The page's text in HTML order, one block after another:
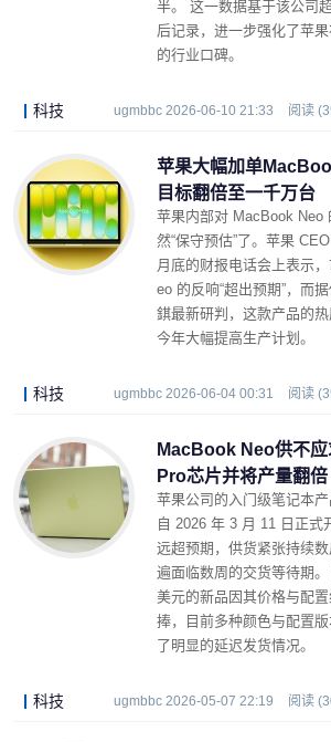
半。 这一数据基于该公司
后记录，进一步强化了苹
的行业口碑。
科技 ugmbbc 2026-06-10 21:33 阅读
苹果大幅加单
目标翻倍至一千万台
苹果内部对 MacBook Neo
然“保守预估”了。苹果
月底的财报电话会上表示
eo 的反响“超出预期”，而
錤最新研判，这款产品的
今年大幅提高生产计划。
科技 ugmbbc 2026-06-04 00:31 阅读
MacBook Neo供不
Pro芯片并将产量翻倍
苹果公司的入门级笔记本
自 2026 年 3 月 11 日正式
远超预期，供货紧张持续
遍面临数周的交货等待期
美元的新品因其价格与配
捧，目前多种颜色与配置
了明显的延迟发货情况。
科技 ugmbbc 2026-05-07 22:19 阅读